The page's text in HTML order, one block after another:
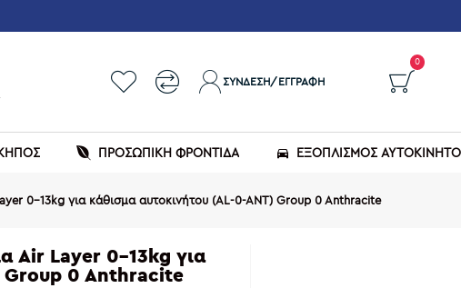
ΣΎΝΔΕΣΗ/ΕΓΓΡΑΦΉ
0
ΚΗΠΟΣ ΠΡΟΣΩΠΙΚΗ ΦΡΟΝΤΙΔΑ ΕΞΟΠΛΙΣΜΌΣ
0-13kg για κάθισμα αυτοκινήτου (AL-0-ANT) Group 0 Anthracite
Air Layer 0-13kg για
Group 0 Anthracite